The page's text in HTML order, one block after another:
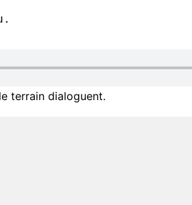
terrain dialoguent.